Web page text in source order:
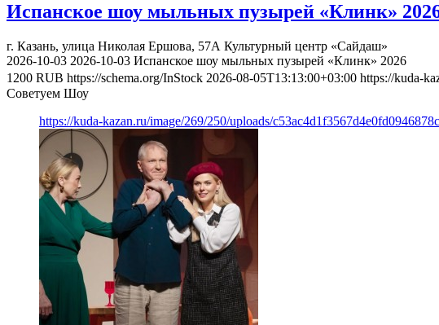
Испанское шоу мыльных пузырей «Клинк»
г. Казань, улица Николая Ершова, 57А Культурный центр «Сайдаш»
2026-10-03 2026-10-03 Испанское шоу мыльных пузырей «Клинк» 2026
1200 RUB https://schema.org/InStock 2026-08-05T13:13:00+03:00 https://kuda-
Советуем Шоу
https://kuda-kazan.ru/image/269/250/uploads/